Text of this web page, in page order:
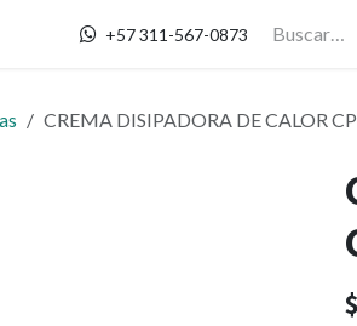
Contáctanos +57 311-567-0873
CREMA DISIPADORA DE CALOR
$